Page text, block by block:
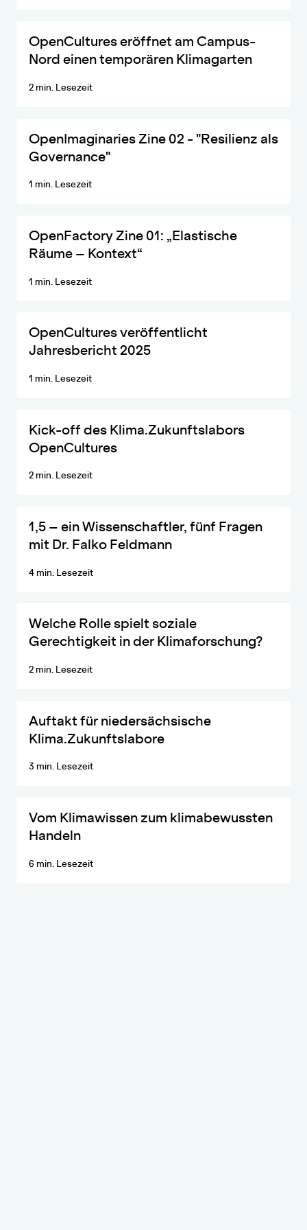
OpenCultures eröffnet am Campus-
Nord einen temporären Klimagarten
Schilfgarten wird Treff und Veranstaltungsort
2 min. Lesezeit
OpenImaginaries Zine 02 - "Resilienz als
Governance"
Ein Arbeitsstand aus dem Klima.Zukunftslabor OpenCultures
1 min. Lesezeit
OpenFactory Zine 01: „Elastische
Räume – Kontext“
Ein Arbeitsstand aus dem Klima.Zukunftslabor OpenCultures
1 min. Lesezeit
OpenCultures veröffentlicht
Jahresbericht 2025
Der Jahresbericht 2025 von OpenCultures zeigt, wie inter- und
1 min. Lesezeit
Kick-off des Klima.Zukunftslabors
OpenCultures
22 Forscher*innen der TU Braunschweig, des Julius Kühn-
2 min. Lesezeit
1,5 – ein Wissenschaftler, fünf Fragen
mit Dr. Falko Feldmann
Biologe, Mitglied des Gartennetzwerks Braunschweigs und
4 min. Lesezeit
Welche Rolle spielt soziale
Gerechtigkeit in der Klimaforschung?
Birgit Klötzer, wissenschaftliche Mitarbeiterin an der TU
2 min. Lesezeit
Auftakt für niedersächsische
Klima.Zukunftslabore
Wissenschaft, Wirtschaft, Politik, Praxis und Stiftungen treffen
3 min. Lesezeit
Vom Klimawissen zum klima­­bewussten
Handeln
OpenCultures-Sprecherin Prof. Tatjana Schneider im Interview
6 min. Lesezeit